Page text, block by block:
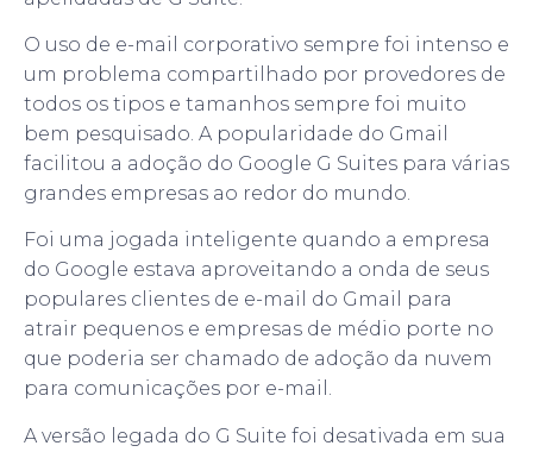
O uso de e-mail corporativo sempre foi intenso e
um problema compartilhado por provedores de
todos os tipos e tamanhos sempre foi muito
bem pesquisado. A popularidade do Gmail
facilitou a adoção do Google G Suites para várias
grandes empresas ao redor do mundo.
Foi uma jogada inteligente quando a empresa
do Google estava aproveitando a onda de seus
populares clientes de e-mail do Gmail para
atrair pequenos e empresas de médio porte no
que poderia ser chamado de adoção da nuvem
para comunicações por e-mail.
A versão legada do G Suite foi desativada em sua